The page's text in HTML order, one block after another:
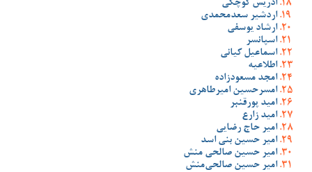
ادریس کوچکی
اردشیر سعدمحمدی
ارشاد یوسفی
اسپانسر
اسماعیل کیانی
اطلاعیه
امجد مسعودزاده
امسرحسین امیرطاهری
امید پورقنبر
امید زارع
امیر حاج رضایی
امیر حسین بنی اسد
امیر حسین صالحی منش
امیر حسین صالحی‌منش